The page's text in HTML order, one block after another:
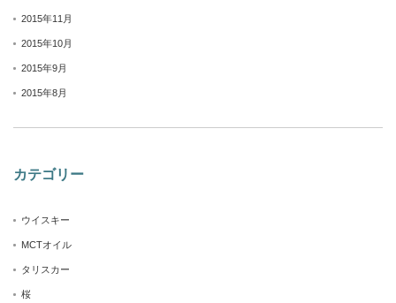
2015年11月
2015年10月
2015年9月
2015年8月
カテゴリー
ウイスキー
MCTオイル
タリスカー
桜